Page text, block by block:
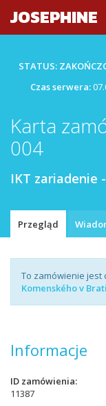
JOSEPHINE
STATUS:
Czas serwera:
Karta
004
IKT zariadenie
Przegląd
To zamówienie jest
Komenského v
Informacje
ID zamówienia
11387